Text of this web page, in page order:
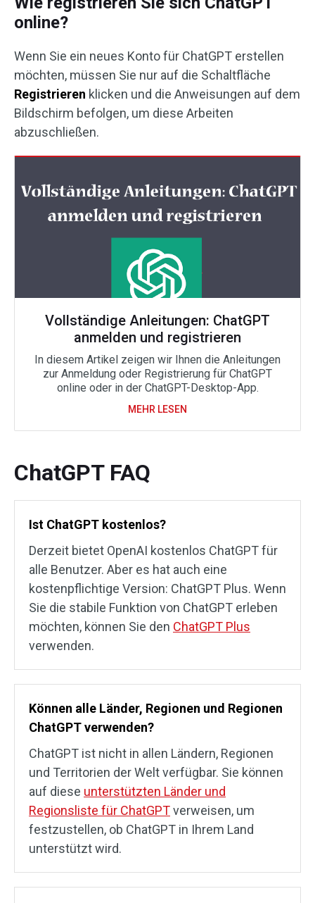
online?
Wenn Sie ein neues Konto für ChatGPT erstellen
möchten, müssen Sie nur auf die Schaltfläche
Registrieren klicken und die Anweisungen auf dem
Bildschirm befolgen, um diese Arbeiten
abzuschließen.
Vollständige Anleitungen: ChatGPT
anmelden und registrieren
In diesem Artikel zeigen wir Ihnen die Anleitungen
zur Anmeldung oder Registrierung für ChatGPT
online oder in der ChatGPT-Desktop-App.
MEHR LESEN
ChatGPT FAQ
Ist ChatGPT kostenlos?
Derzeit bietet OpenAI kostenlos ChatGPT für
alle Benutzer. Aber es hat auch eine
kostenpflichtige Version: ChatGPT Plus. Wenn
Sie die stabile Funktion von ChatGPT erleben
möchten, können Sie den ChatGPT Plus
verwenden.
Können alle Länder, Regionen und Regionen
ChatGPT verwenden?
ChatGPT ist nicht in allen Ländern, Regionen
und Territorien der Welt verfügbar. Sie können
auf diese unterstützten Länder und
Regionsliste für ChatGPTverweisen, um
festzustellen, ob ChatGPT in Ihrem Land
unterstützt wird.